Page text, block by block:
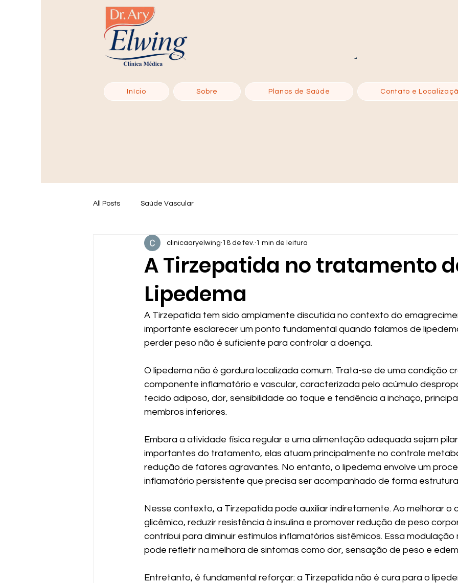
Início Sobre Planos de Saúde Contato e
All Posts Saúde Vascular
A Tirzepatida no tratamento
Lipedema
clinicaaryelwing 18 de fev. 1 min de leitura
A Tirzepatida tem sido amplamente discutida no contexto do
importante esclarecer um ponto fundamental quando falamos de
perder peso não é suficiente para controlar a doença.
O lipedema não é gordura localizada comum. Trata-se de uma condição
componente inflamatório e vascular, caracterizada pelo acúmulo
tecido adiposo, dor, sensibilidade ao toque e tendência a inchaço,
membros inferiores.
Embora a atividade física regular e uma alimentação adequada sejam
importantes do tratamento, elas atuam principalmente no controle
redução de fatores agravantes. No entanto, o lipedema envolve um
inflamatório persistente que precisa ser acompanhado de forma
Nesse contexto, a Tirzepatida pode auxiliar indiretamente. Ao melhorar o
glicêmico, reduzir resistência à insulina e promover redução de peso
contribui para diminuir estímulos inflamatórios sistêmicos. Essa
pode refletir na melhora de sintomas como dor, sensação de peso e
Entretanto, é fundamental reforçar: a Tirzepatida não é cura para o